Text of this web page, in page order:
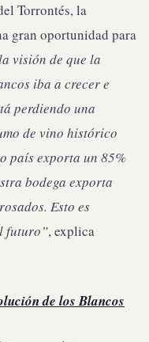
Torrontés, la
gran oportunidad para
visión de que la
iba a crecer e
perdiendo una
de vino histórico
país exporta un 85%
bodega exporta
Esto es
futuro”, explica
de los Blancos